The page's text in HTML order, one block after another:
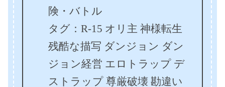
険・バトル
タグ：R-15 オリ主 神様転生
残酷な描写 ダンジョン ダン
ジョン経営 エロトラップ デ
ストラップ 尊厳破壊 勘違い